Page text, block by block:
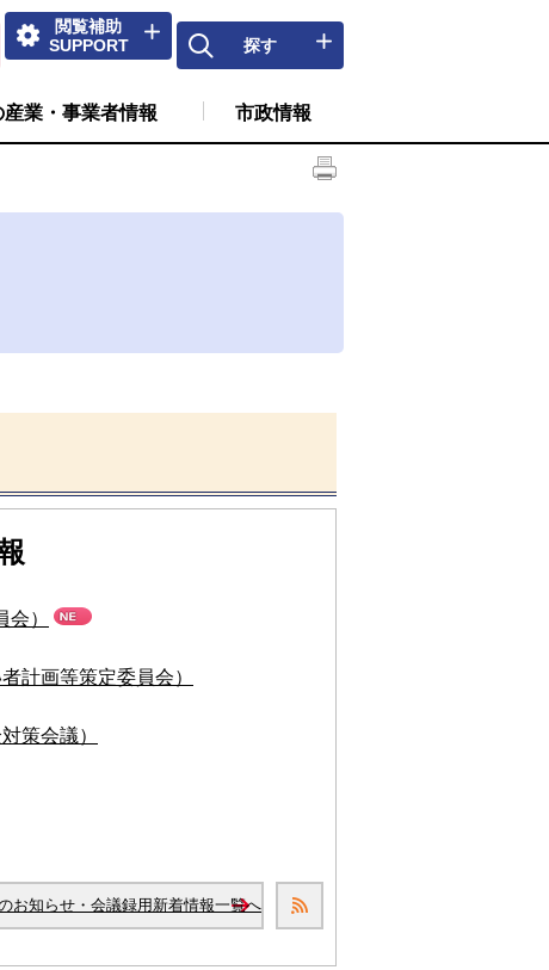
閲覧補助
SUPPORT
探す
産業・事業者情報 市政情報
お知らせ・会議録用新着情報一覧へ
）
計画等策定委員会）
策会議）